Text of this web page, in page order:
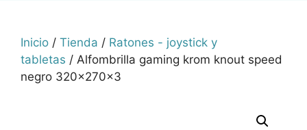
Inicio / Tienda / Ratones - joystick y
tabletas / Alfombrilla gaming krom knout speed
negro 320x270x3